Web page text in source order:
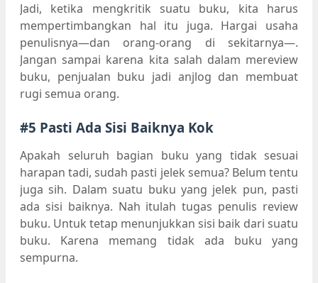
Jadi, ketika mengkritik suatu buku, kita harus
mempertimbangkan hal itu juga. Hargai usaha
penulisnya—dan orang-orang di sekitarnya—.
Jangan sampai karena kita salah dalam mereview
buku, penjualan buku jadi anjlog dan membuat
rugi semua orang.
#5 Pasti Ada Sisi Baiknya Kok
Apakah seluruh bagian buku yang tidak sesuai
harapan tadi, sudah pasti jelek semua? Belum tentu
juga sih. Dalam suatu buku yang jelek pun, pasti
ada sisi baiknya. Nah itulah tugas penulis review
buku. Untuk tetap menunjukkan sisi baik dari suatu
buku. Karena memang tidak ada buku yang
sempurna.